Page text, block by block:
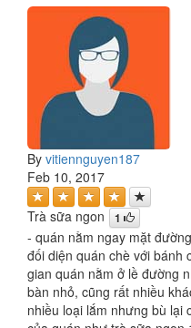
By vitiennguyen187
Feb 10, 2017
Trà sữa ngon 1
- quán nằm ngay mặt
đối diện quán chè với bánh
gian quán nằm ở lề đường
bàn nhỏ, cũng rất nhiều
nhiều loại lắm nhưng bù lại